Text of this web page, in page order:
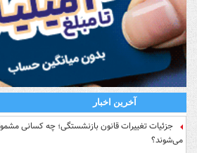
آخرین اخبار
جزئیات تغییرات قانون بازنشستگی؛ چه کسانی
می‌شوند؟